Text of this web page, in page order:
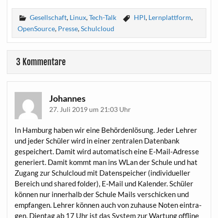
Gesellschaft, Linux,Tech-Talk HPI, Lernplattform,
OpenSource, Presse,Schulcloud
3 Kommentare
Johannes
27. Juli 2019 um 21:03 Uhr
In Ham­burg haben wir eine Behör­den­lö­sung. Jeder Leh­rer
und jeder Schü­ler wird in einer zen­tra­len Daten­bank
gespei­chert. Damit wird auto­ma­tisch eine E‑Mail-Adres­se
gene­riert. Damit kommt man ins WLan der Schu­le und hat
Zugang zur Schul­cloud mit Daten­spei­cher (indi­vi­du­el­ler
Bereich und shared fol­der), E‑Mail und Kalen­der. Schü­ler
kön­nen nur inner­halb der Schu­le Mails ver­schi­cken und
emp­fan­gen. Leh­rer kön­nen auch von zuhau­se Noten ein­tra­
gen. Dien­tag ab 17 Uhr ist das Sys­tem zur War­tung off­line